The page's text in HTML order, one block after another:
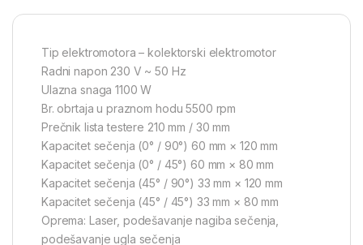
Tip elektromotora – kolektorski elektromotor
Radni napon 230 V ~ 50 Hz
Ulazna snaga 1100 W
Br. obrtaja u praznom hodu 5500 rpm
Prečnik lista testere 210 mm / 30 mm
Kapacitet sečenja (0° / 90°) 60 mm × 120 mm
Kapacitet sečenja (0° / 45°) 60 mm × 80 mm
Kapacitet sečenja (45° / 90°) 33 mm × 120 mm
Kapacitet sečenja (45° / 45°) 33 mm × 80 mm
Oprema: Laser, podešavanje nagiba sečenja,
podešavanje ugla sečenja